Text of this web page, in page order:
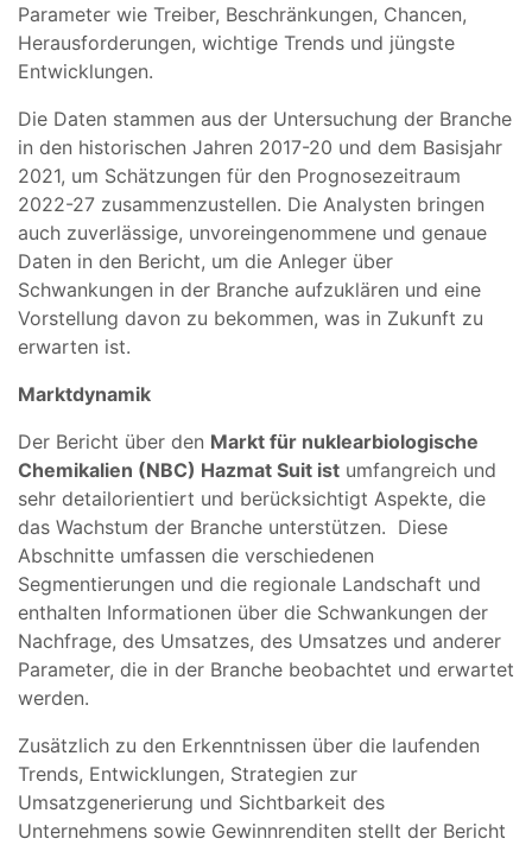
Parameter wie Treiber, Beschränkungen, Chancen,
Herausforderungen, wichtige Trends und jüngste
Entwicklungen.
Die Daten stammen aus der Untersuchung der Branche
in den historischen Jahren 2017-20 und dem Basisjahr
2021, um Schätzungen für den Prognosezeitraum
2022-27 zusammenzustellen. Die Analysten bringen
auch zuverlässige, unvoreingenommene und genaue
Daten in den Bericht, um die Anleger über
Schwankungen in der Branche aufzuklären und eine
Vorstellung davon zu bekommen, was in Zukunft zu
erwarten ist.
Marktdynamik
Der Bericht über den Markt für nuklearbiologische
Chemikalien (NBC) Hazmat Suit ist umfangreich und
sehr detailorientiert und berücksichtigt Aspekte, die
das Wachstum der Branche unterstützen. Diese
Abschnitte umfassen die verschiedenen
Segmentierungen und die regionale Landschaft und
enthalten Informationen über die Schwankungen der
Nachfrage, des Umsatzes, des Umsatzes und anderer
Parameter, die in der Branche beobachtet und erwartet
werden.
Zusätzlich zu den Erkenntnissen über die laufenden
Trends, Entwicklungen, Strategien zur
Umsatzgenerierung und Sichtbarkeit des
Unternehmens sowie Gewinnrenditen stellt der Bericht